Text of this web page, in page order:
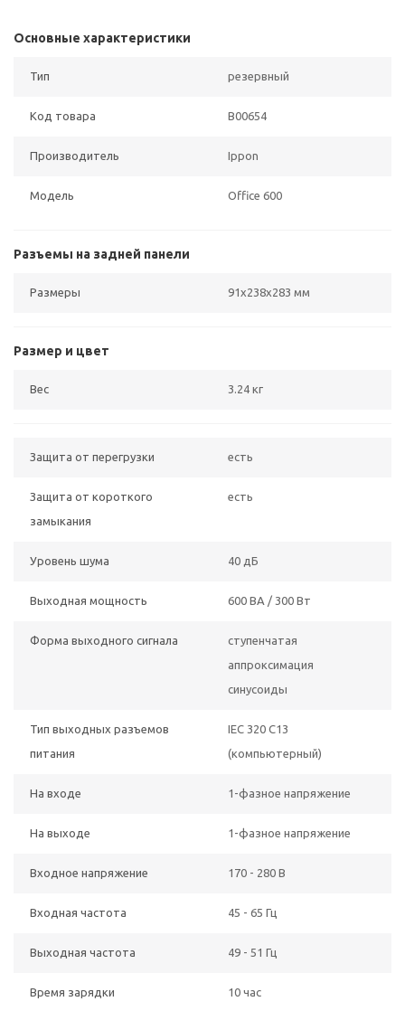
Основные характеристики
Тип резервный
Код товара B00654
Производитель Ippon
Модель Office 600
Разъемы на задней панели
Размеры 91x238x283 мм
Размер и цвет
Вес 3.24 кг
Защита от перегрузки есть
Защита от короткого
замыкания
есть
Уровень шума 40 дБ
Выходная мощность 600 ВА / 300 Вт
Форма выходного сигнала
ступенчатая
аппроксимация
синусоиды
Тип выходных разъемов
питания
IEC 320 C13
(компьютерный)
На входе 1-фазное напряжение
На выходе 1-фазное напряжение
Входное напряжение 170 - 280 В
Входная частота 45 - 65 Гц
Выходная частота 49 - 51 Гц
Время зарядки 10 час